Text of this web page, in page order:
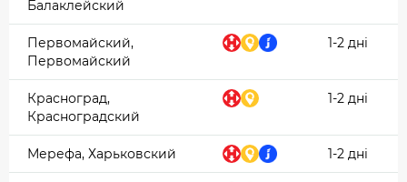
Балаклейский
Первомайский,
Первомайский
1-2 дні
Красноград,
Красноградский
1-2 дні
Мерефа, Харьковский 1-2 дні